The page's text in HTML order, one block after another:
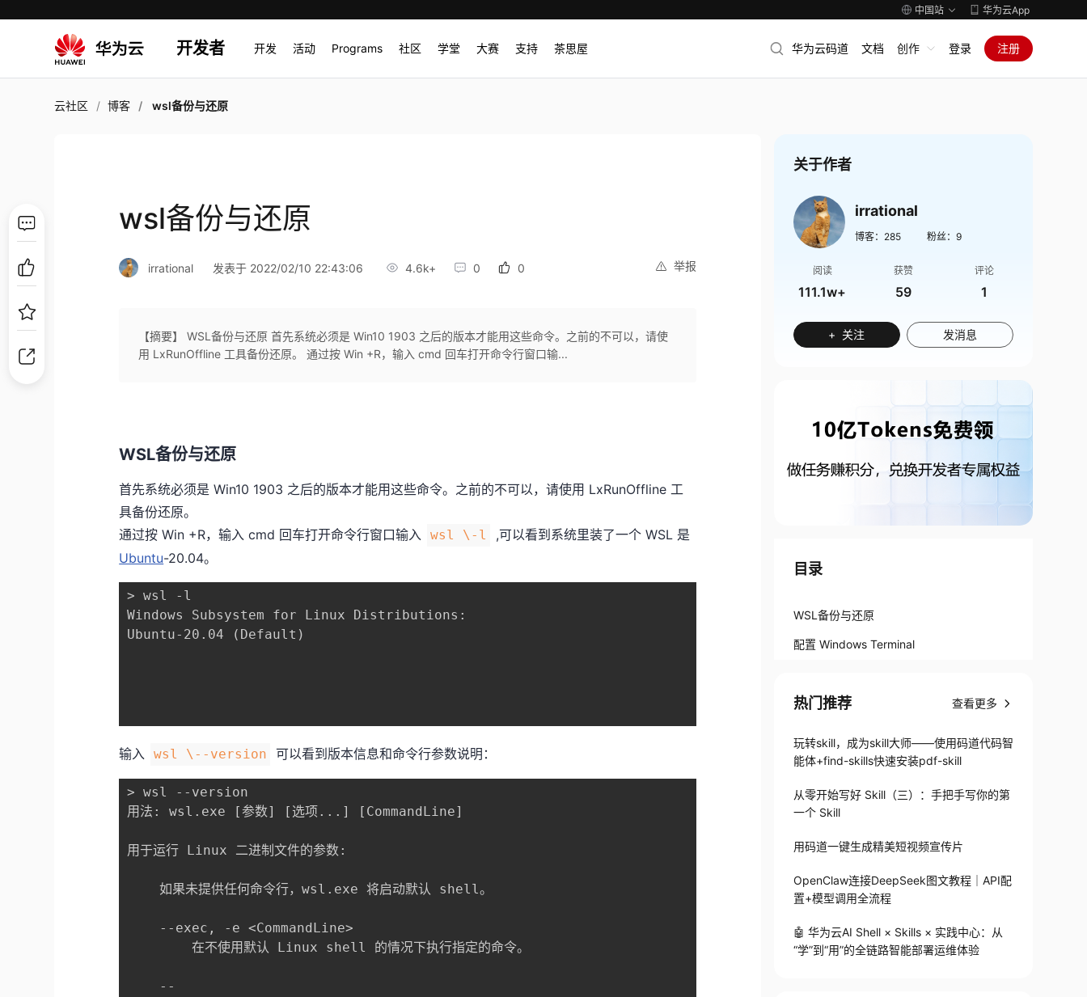
中国站 华为云App
开发者 开发 活动 Programs 社区 学堂 大赛 支持 茶思屋 华为云码道 文档 创作 登录 注册
云社区 博客 wsl备份与还原
wsl备份与还原
举报
irrational 发表于 2022/02/10 22:43:06 4.6k+ 0 0
【摘要】 WSL备份与还原 首先系统必须是 Win10 1903 之后的版本才能用这些命令。之前的不可以，请使
用 LxRunOffline 工具备份还原。 通过按 Win +R，输入 cmd 回车打开命令行窗口输...
WSL备份与还原
首先系统必须是 Win10 1903 之后的版本才能用这些命令。之前的不可以，请使用 LxRunOffline 工
具备份还原。
通过按 Win +R，输入 cmd 回车打开命令行窗口输入 wsl \-l
,可以看到系统里装了一个 WSL 是
Ubuntu-20.04。
> wsl -l
Windows Subsystem for Linux Distributions:
Ubuntu-20.04 (Default)
输入 wsl \--version 可以看到版本信息和命令行参数说明：
> wsl --version
用法: wsl.exe [参数] [选项...] [CommandLine]
用于运行 Linux 二进制文件的参数:
    如果未提供任何命令行，wsl.exe 将启动默认 shell。
    --exec, -e <CommandLine>
        在不使用默认 Linux shell 的情况下执行指定的命令。
    --
关于作者
irrational
博客： 285 粉丝： 9
阅读
111.1w+
获赞
59
评论
1
+ 关注 发消息
目录
WSL备份与还原
配置 Windows Terminal
热门推荐 查看更多
玩转skill，成为skill大师——使用码道代码智
能体+find-skills快速安装pdf-skill
从零开始写好 Skill（三）：手把手写你的第
一个 Skill
用码道一键生成精美短视频宣传片
OpenClaw连接DeepSeek图文教程｜API配
置+模型调用全流程
🤖 华为云AI Shell × Skills × 实践中心：从
“学”到“用”的全链路智能部署运维体验